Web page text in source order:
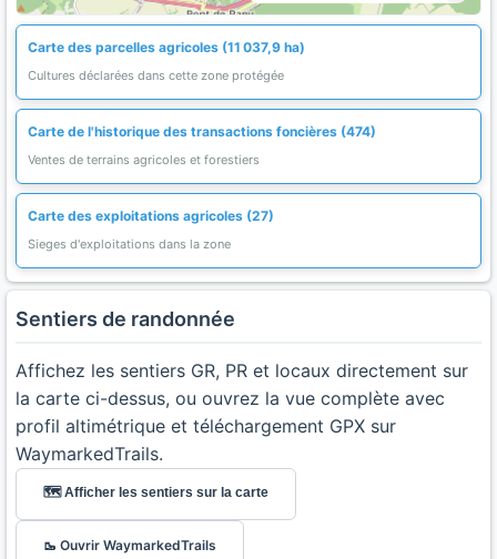
Carte des parcelles agricoles (11 037,9 ha)
Cultures déclarées dans cette zone protégée
Carte de l'historique des transactions foncières (474)
Ventes de terrains agricoles et forestiers
Carte des exploitations agricoles (27)
Sieges d'exploitations dans la zone
Sentiers de randonnée
Affichez les sentiers GR, PR et locaux directement sur
la carte ci-dessus, ou ouvrez la vue complète avec
profil altimétrique et téléchargement GPX sur
WaymarkedTrails.
🗺️ Afficher les sentiers sur la carte
🥾 Ouvrir WaymarkedTrails